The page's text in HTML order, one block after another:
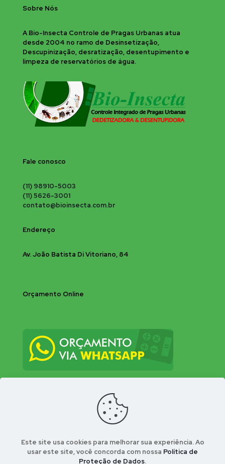
Sobre Nós
A Bio-Insecta Controle de Pragas Urbanas atua
desde 2004 no ramo de Desinsetização,
Descupinização, desratização, desentupimento e
limpeza de reservatórios de água.
Fale conosco
(11) 98910-5003
(11) 5626-3001
contato@bioinsecta.com.br
Endereço
Av. João Batista Di Vitoriano, 84
Orçamento Online
Este site usa cookies para melhorar sua experiência. Ao
usar este site, você concorda com nossa Política de
Proteção de Dados.